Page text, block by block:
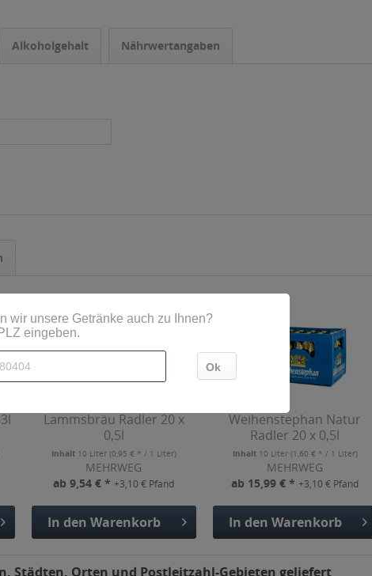
Alkoholgehalt Nährwertangaben
Lammsbräu Radler 20 x
0,5l
Inhalt 10 Liter (0,95 € * / 1 Liter)
MEHRWEG
ab 9,54 € *+3,10 € Pfand
In den Warenkorb
Weihenstephan Natur
Radler 20 x 0,5l
Inhalt 10 Liter (1,60 € * / 1 Liter)
MEHRWEG
ab 15,99 € *+3,10 € Pfand
In den Warenkorb
Städten, Orten und Postleitzahl-Gebieten geliefert